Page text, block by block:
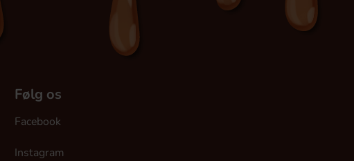
Følg os
Facebook
Instagram